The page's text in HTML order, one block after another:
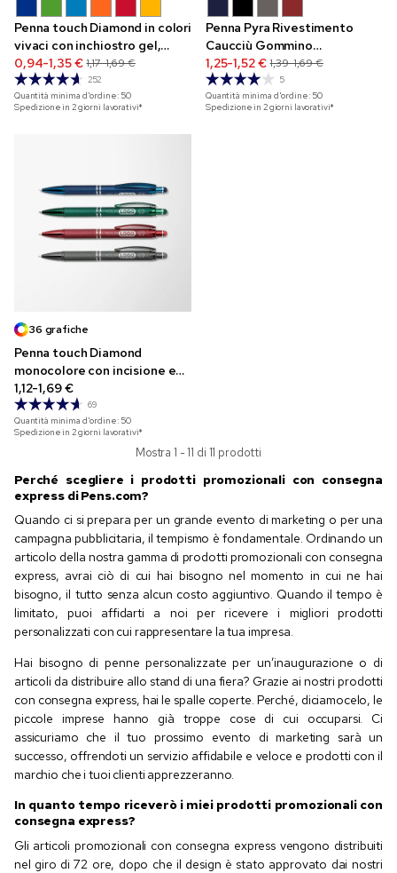
Penna touch Diamond in colori
vivaci con inchiostro gel,
finitura soft touch e incisione
0,94-1,35 € 1,17-1,69 €
252
Quantità minima d'ordine: 50
Spedizione in 2 giorni lavorativi*
Penna Pyra Rivestimento
Caucciù Gommino
Touchscreen
1,25-1,52 € 1,39-1,69 €
5
Quantità minima d'ordine: 50
Spedizione in 2 giorni lavorativi*
36 grafiche
Penna touch Diamond
monocolore con incisione e
grafica aggiuntiva
1,12-1,69 €
69
Quantità minima d'ordine: 50
Spedizione in 2 giorni lavorativi*
Mostra 1 - 11 di 11 prodotti
Perché scegliere i prodotti promozionali con consegna
express di Pens.com?
Quando ci si prepara per un grande evento di marketing o per una
campagna pubblicitaria, il tempismo è fondamentale. Ordinando un
articolo della nostra gamma di prodotti promozionali con consegna
express, avrai ciò di cui hai bisogno nel momento in cui ne hai
bisogno, il tutto senza alcun costo aggiuntivo. Quando il tempo è
limitato, puoi affidarti a noi per ricevere i migliori prodotti
personalizzati con cui rappresentare la tua impresa.
Hai bisogno di penne personalizzate per un’inaugurazione o di
articoli da distribuire allo stand di una fiera? Grazie ai nostri prodotti
con consegna express, hai le spalle coperte. Perché, diciamocelo, le
piccole imprese hanno già troppe cose di cui occuparsi. Ci
assicuriamo che il tuo prossimo evento di marketing sarà un
successo, offrendoti un servizio affidabile e veloce e prodotti con il
marchio che i tuoi clienti apprezzeranno.
In quanto tempo riceverò i miei prodotti promozionali con
consegna express?
Gli articoli promozionali con consegna express vengono distribuiti
nel giro di 72 ore, dopo che il design è stato approvato dai nostri